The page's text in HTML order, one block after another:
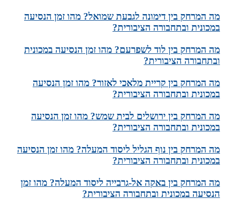
מה המרחק בין דימונה לגבעת שמואל? מהו זמן הנסיעה
במכונית ובתחבורה הציבורית?
מה המרחק בין לוד לשפרעם? מהו זמן הנסיעה במכונית
ובתחבורה הציבורית?
מה המרחק בין קריית מלאכי לאזור? מהו זמן הנסיעה
במכונית ובתחבורה הציבורית?
מה המרחק בין ירושלים לבית שמש? מהו זמן הנסיעה
במכונית ובתחבורה הציבורית?
מה המרחק בין נוף הגליל ליסוד המעלה? מהו זמן הנסיעה
במכונית ובתחבורה הציבורית?
מה המרחק בין באקה אל-גרבייה ליסוד המעלה? מהו זמן
הנסיעה במכונית ובתחבורה הציבורית?